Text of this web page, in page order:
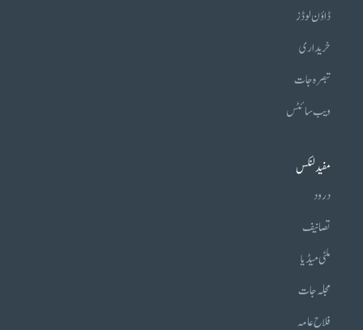
ڈاؤن لوڈز
خریداری
تبصرہ جات
ویب سائٹس
مفید لنکس
درود
تصانیف
ملٹی میڈیا
مجلہ جات
فلاح عامہ